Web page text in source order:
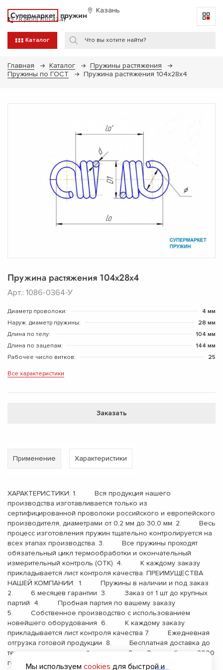
Супермаркет пружин Казань
8 (800) 700-47-41
Каталог
Главная Каталог
Пружины растяжения
Пружины по ГОСТ
Пружина растяжения 104х28х4
Пружина растяжения 104х28х4
Арт.: 1086-0364-У
Диаметр проволоки:
4 мм
Наруж. диаметр пружины:
28 мм
Длина по телу:
104 мм
Длина по зацепам:
144 мм
Рабочее число витков:
25
Все характеристики
Заказать
Применение Характеристики
ХАРАКТЕРИСТИКИ: 1. Вся продукция нашего
производства изготавливается только из
сертифицированной проволоки российского и европейского
производителя, диаметрами от 0,2 мм до 30,0 мм. 2. Весь
процесс изготовления пружин тщательно контролируется на
всех этапах производства. 3. Все пружины проходят
обязательный цикл термообработки и окончательный
измерительный контроль (ОТК). 4. К каждому заказу
прикладывается лист контроля качества. ПРЕИМУЩЕСТВА
НАШЕЙ КОМПАНИИ: 1. Пружины в наличии и под заказ
2. 6 месяцев гарантии 3. Заказ от 1 шт до крупных
партий 4. Пробная партия по вашему заказу
5. Собственное производство с использованием
новейшего оборудования 6. К каждому заказу
прикладывается лист контроля качества 7. Ежедневная
отгрузка готовой продукции 8. Бесплатная доставка до
терминала транспортной компании 9. Опыт работы с 2000
года
Мы используемcookies для быстрой и